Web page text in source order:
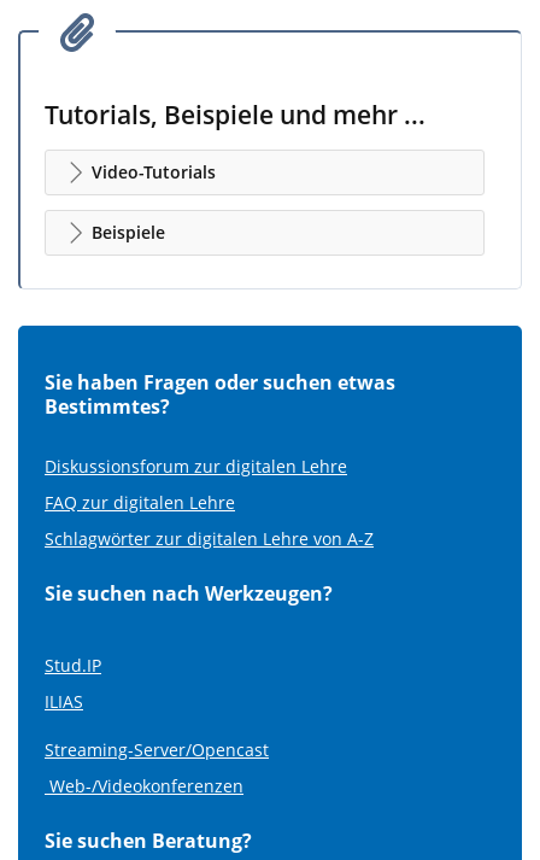
Tutorials, Beispiele und mehr ...
Video-Tutorials
Beispiele
Sie haben Fragen oder suchen etwas
Bestimmtes?
Diskussionsforum zur digitalen Lehre
FAQ zur digitalen Lehre
Schlagwörter zur digitalen Lehre von A-Z
Sie suchen nach Werkzeugen?
Stud.IP
ILIAS
Streaming-Server/Opencast
Web-/Videokonferenzen
Sie suchen Beratung?